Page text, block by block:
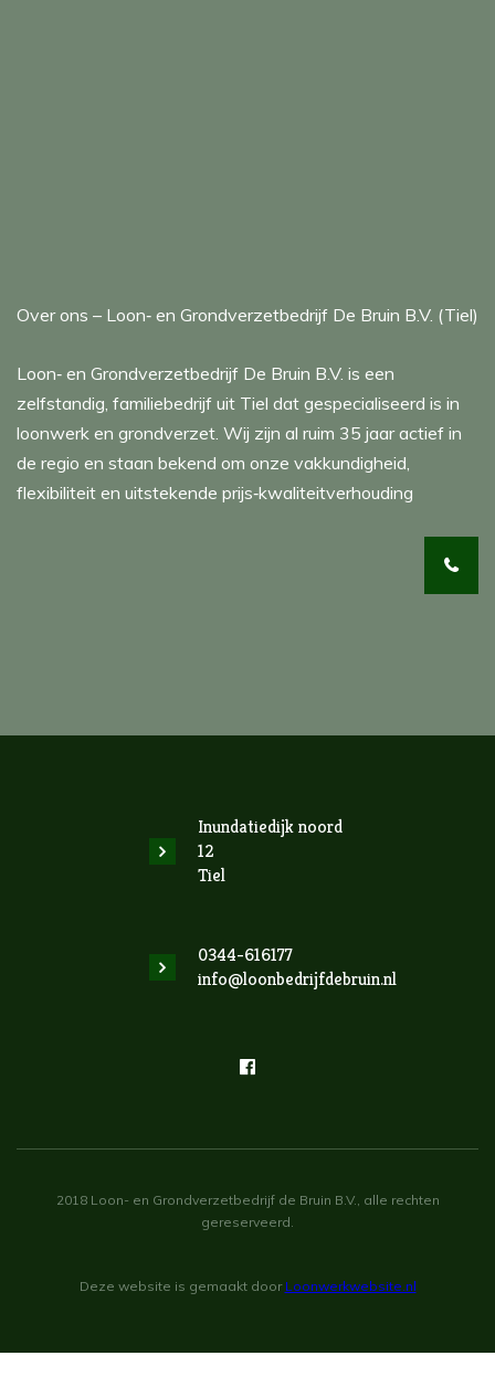
Over ons – Loon‑ en Grondverzetbedrijf De Bruin B.V. (Tiel)
Loon‑ en Grondverzetbedrijf De Bruin B.V. is een
zelfstandig, familiebedrijf uit Tiel dat gespecialiseerd is in
loonwerk en grondverzet. Wij zijn al ruim 35 jaar actief in
de regio en staan bekend om onze vakkundigheid,
flexibiliteit en uitstekende prijs‑kwaliteitverhouding
Inundatiedijk noord
12
Tiel
0344-616177
info@loonbedrijfdebruin.nl
2018 Loon- en Grondverzetbedrijf de Bruin B.V., alle rechten
gereserveerd.
Deze website is gemaakt door Loonwerkwebsite.nl